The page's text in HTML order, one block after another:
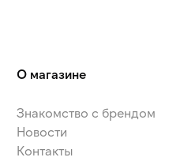
О магазине
Знакомство с брендом
Новости
Контакты